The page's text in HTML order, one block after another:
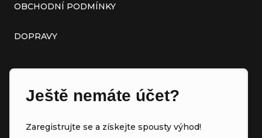
OBCHODNÍ PODMÍNKY
DOPRAVY
Ještě nemáte účet?
Zaregistrujte se a získejte spousty výhod!